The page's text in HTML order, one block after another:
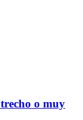
o muy